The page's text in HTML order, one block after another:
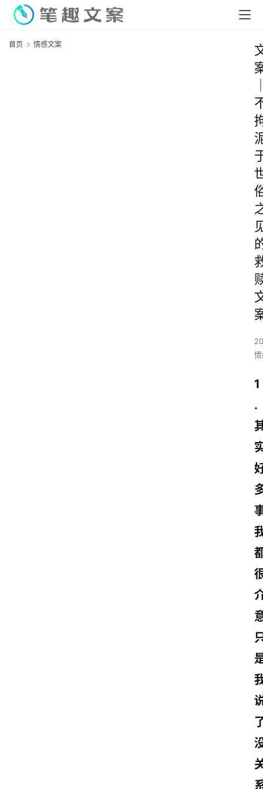
首页 情感文案
1
.